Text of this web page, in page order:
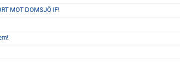
MOT DOMSJÖ IF!